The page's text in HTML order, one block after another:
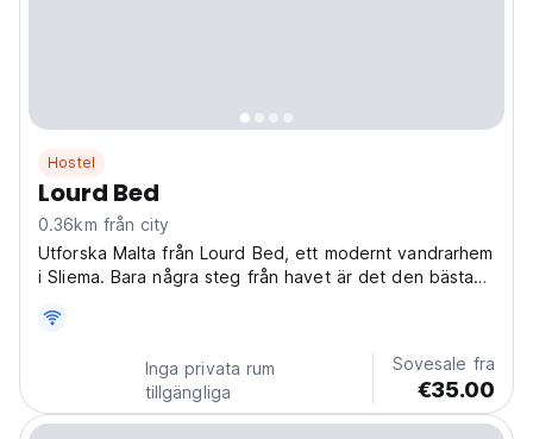
Hostel
Lourd Bed
0.36km från city
Utforska Malta från Lourd Bed, ett modernt vandrarhem
i Sliema. Bara några steg från havet är det den bästa
ensamresenärer. (Auto-translated from original
Inga privata rum
tillgängliga
Sovesale fra
€35.00